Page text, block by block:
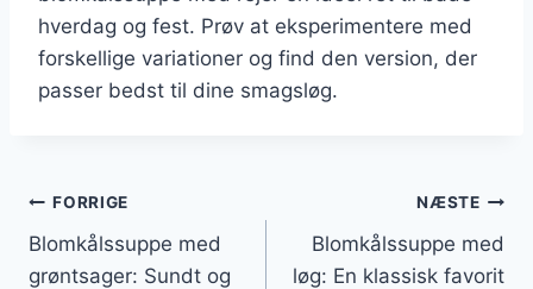
hverdag og fest. Prøv at eksperimentere med
forskellige variationer og find den version, der
passer bedst til dine smagsløg.
Indlægsnavigation
FORRIGE
Blomkålssuppe med
grøntsager: Sundt og
NÆSTE
Blomkålssuppe med
løg: En klassisk favorit